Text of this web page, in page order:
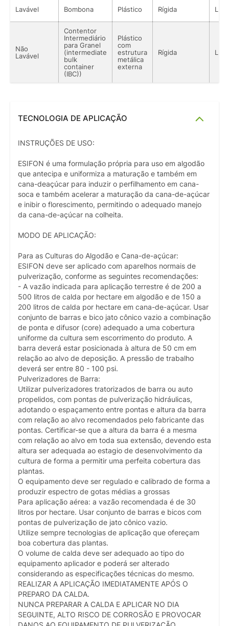
Lavável Bombona Plástico Rígida
Não
Lavável
Contentor
Intermediário
para Granel
(intermediate
bulk
container
(IBC))
Plástico
com
estrutura
metálica
externa
Rígida
TECNOLOGIA DE APLICAÇÃO
INSTRUÇÕES DE USO:
ESIFON é uma formulação própria para uso em algodão
que antecipa e uniformiza a maturação e também em
cana-deaçúcar para induzir o perfilhamento em cana-
soca e também acelerar a maturação da cana-de-açúcar
e inibir o florescimento, permitindo o adequado manejo
da cana-de-açúcar na colheita.
MODO DE APLICAÇÃO:
Para as Culturas do Algodão e Cana-de-açúcar:
ESIFON deve ser aplicado com aparelhos normais de
pulverização, conforme as seguintes recomendações:
- A vazão indicada para aplicação terrestre é de 200 a
500 litros de calda por hectare em algodão e de 150 a
200 litros de calda por hectare em cana-de-açúcar. Usar
conjunto de barras e bico jato cônico vazio a combinação
de ponta e difusor (core) adequado a uma cobertura
uniforme da cultura sem escorrimento do produto. A
barra deverá estar posicionada à altura de 50 cm em
relação ao alvo de deposição. A pressão de trabalho
deverá ser entre 80 - 100 psi.
Pulverizadores de Barra:
Utilizar pulverizadores tratorizados de barra ou auto
propelidos, com pontas de pulverização hidráulicas,
adotando o espaçamento entre pontas e altura da barra
com relação ao alvo recomendados pelo fabricante das
pontas. Certificar-se que a altura da barra é a mesma
com relação ao alvo em toda sua extensão, devendo esta
altura ser adequada ao estagio de desenvolvimento da
cultura de forma a permitir uma perfeita cobertura das
plantas.
O equipamento deve ser regulado e calibrado de forma a
produzir espectro de gotas médias a grossas
Para aplicação aérea: a vazão recomendada é de 30
litros por hectare. Usar conjunto de barras e bicos com
pontas de pulverização de jato cônico vazio.
Utilize sempre tecnologias de aplicação que ofereçam
boa cobertura das plantas.
O volume de calda deve ser adequado ao tipo do
equipamento aplicador e poderá ser alterado
considerando as especificações técnicas do mesmo.
REALIZAR A APLICAÇÃO IMEDIATAMENTE APÓS O
PREPARO DA CALDA.
NUNCA PREPARAR A CALDA E APLICAR NO DIA
SEGUINTE, ALTO RISCO DE CORROSÃO E PROVOCAR